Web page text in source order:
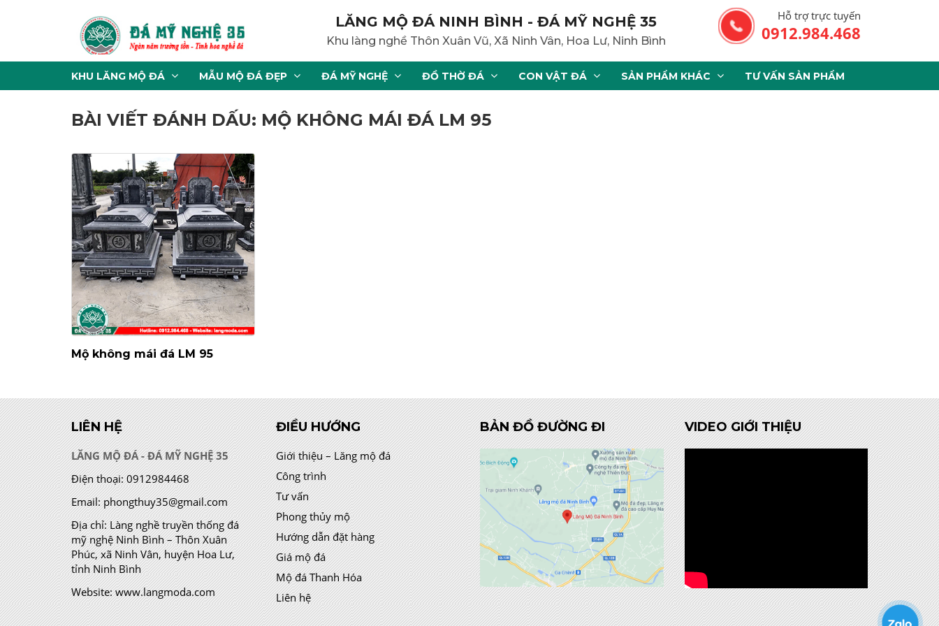
LĂNG MỘ ĐÁ NINH BÌNH - ĐÁ MỸ NGHỆ 35
Khu làng nghề Thôn Xuân Vũ, Xã Ninh Vân, Hoa Lư, Ninh Bình
Hỗ trợ trực tuyến
0912.984.468
KHU LĂNG MỘ ĐÁ MẪU MỘ ĐÁ ĐẸP ĐÁ MỸ NGHỆ ĐỒ THỜ ĐÁ CON VẬT ĐÁ SẢN PHẨM KHÁC TƯ VẤN SẢN PHẨM
BÀI VIẾT ĐÁNH DẤU: MỘ KHÔNG MÁI ĐÁ LM 95
Mộ không mái đá LM 95
LIÊN HỆ
LĂNG MỘ ĐÁ - ĐÁ MỸ NGHỆ 35
Điện thoại: 0912984468
Email: phongthuy35@gmail.com
Địa chỉ:Làng nghề truyền thống đá
mỹ nghệ Ninh Bình – Thôn Xuân
Phúc, xã Ninh Vân, huyện Hoa Lư,
tỉnh Ninh Bình
Website: www.langmoda.com
ĐIỀU HƯỚNG
Giới thiệu – Lăng mộ đá
Công trình
Tư vấn
Phong thủy mộ
Hướng dẫn đặt hàng
Giá mộ đá
Mộ đá Thanh Hóa
Liên hệ
BẢN ĐỒ ĐƯỜNG ĐI VIDEO GIỚI THIỆU